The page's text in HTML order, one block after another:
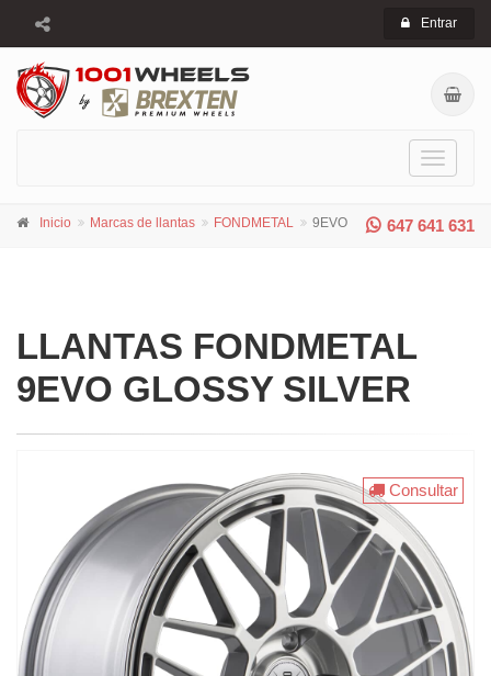
Entrar
Toggle
647 641 631
Inicio Marcas de llantas FONDMETAL 9EVO
LLANTAS FONDMETAL
9EVO GLOSSY SILVER
Consultar